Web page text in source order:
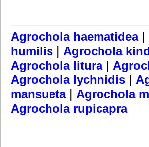
Agrochola haematidea|
humilis | Agrochola
Agrochola litura|
Agrochola lychnidis |
mansueta| Agrochola
Agrochola rupicapra